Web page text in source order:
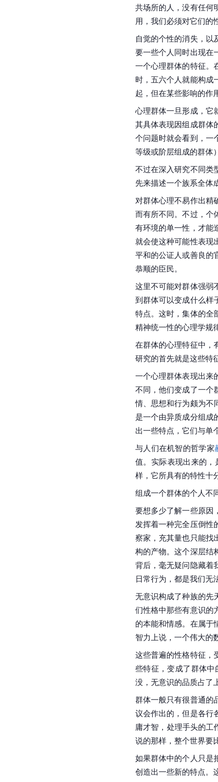
共场所的人，没有任何
用，我们必须对它们的
自觉的个性的消失，以
要一些个人同时出现
一个心理群体的特征。
时，五六个人就能构成
起，但在某些影响的作
心理群体一旦形成，它
其具体表现因组成群体
个问题时就会看到，一
等级或阶层组成的群体
不过在深入研究不同类
先来描述一个族系全体
对群体心理不易作出精
而有所不同。不过，个
有环境的单一性，才能
就会使这种可能性表现
平和的公证人或善良的
恭顺的臣民。
这里不可能对群体强弱
到群体可以变成什么样
特点。这时，集体的全
精神统一性的心理学规
在群体的心理特征中，
研究的首先就是这些特
一个心理群体表现出来
不同，他们变成了一个
情、思想和行为颇为不
是一个由异质成分组成
出一些特点，它们与单
与人们在机智的哲学家
值。实际表现出来的
样，它所具有的特性十
组成一个群体的个人不
要想多少了解一些原因
发挥着一种完全压倒性
察家，充其量也只能找
构的产物。这个深层结
背后，毫无疑问隐藏着
日常行为，都是我们无
无意识构成了种族的先
们性格中那些有意识
的本能和情感。在属
智力上说，一个伟大的
这些普遍的性格特征，
些特征，变成了群体
没，无意识的品质占了
群体一般只有很普通的
议会作出的，但是各行
庸才智，处理手头的工
说的那样，整个世界要
如果群体中的个人只是
创造出一些新的特点。